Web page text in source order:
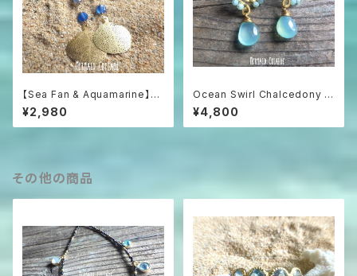
【Sea Fan & Aquamarine】海
うちわと3色アクアマリンのグラ
デーションピアス
¥2,980
Ocean Swirl Chalcedony *
Sea blue* 波の渦から滴るシ
ーブルーカルセドニーのボヘミ
アンピアス
¥4,800
その他の商品